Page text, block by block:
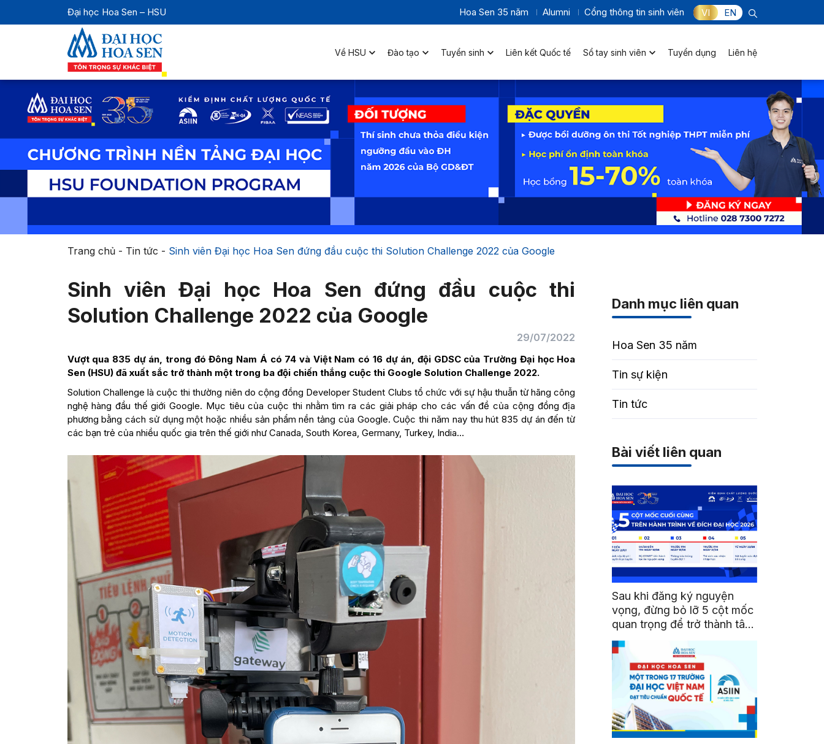
Đại học Hoa Sen – HSU Hoa Sen 35 năm Alumni Cổng thông tin sinh viên VI EN
Về HSU Đào tạo Tuyển sinh Liên kết Quốc tế Sổ tay sinh viên Tuyển dụng Liên hệ
Trang chủ- Tin tức - Sinh viên Đại học Hoa Sen đứng đầu cuộc thi Solution Challenge 2022 của Google
Sinh viên Đại học Hoa Sen đứng đầu cuộc thi
Solution Challenge 2022 của Google
29/07/2022
Vượt qua 835 dự án, trong đó Đông Nam Á có 74 và Việt Nam có 16 dự án, đội GDSC của Trường Đại học Hoa
Sen (HSU) đã xuất sắc trở thành một trong ba đội chiến thắng cuộc thi Google Solution Challenge 2022.
Solution Challenge là cuộc thi thường niên do cộng đồng Developer Student Clubs tổ chức với sự hậu thuẫn từ hãng công
nghệ hàng đầu thế giới Google. Mục tiêu của cuộc thi nhằm tìm ra các giải pháp cho các vấn đề của cộng đồng địa
phương bằng cách sử dụng một hoặc nhiều sản phẩm nền tảng của Google. Cuộc thi năm nay thu hút 835 dự án đến từ
các bạn trẻ của nhiều quốc gia trên thế giới như Canada, South Korea, Germany, Turkey, India…
Danh mục liên quan
Hoa Sen 35 năm
Tin sự kiện
Tin tức
Bài viết liên quan
Sau khi đăng ký nguyện
vọng, đừng bỏ lỡ 5 cột mốc
quan trọng để trở thành tân
sinh viên HSU